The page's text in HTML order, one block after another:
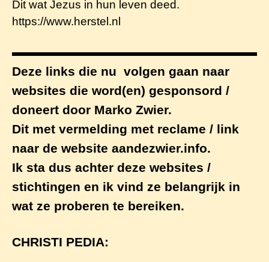
Dit wat Jezus in hun leven deed.
https://www.herstel.nl
Deze links die nu volgen gaan naar
websites die word(en) gesponsord /
doneert door Marko Zwier.
Dit met vermelding met reclame / link
naar de website aandezwier.info.
Ik sta dus achter deze websites /
stichtingen en ik vind ze belangrijk in
wat ze proberen te bereiken.
CHRISTI PEDIA: